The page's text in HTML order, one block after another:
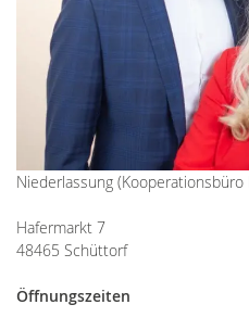
Niederlassung (Kooperationsbüro
Hafermarkt 7
48465 Schüttorf
Öffnungszeiten